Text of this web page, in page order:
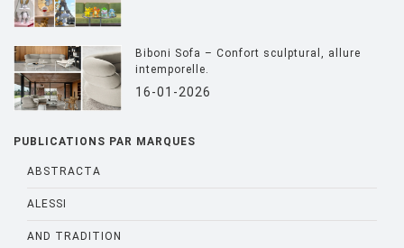
Biboni Sofa – Confort sculptural, allure
intemporelle.
16-01-2026
PUBLICATIONS PAR MARQUES
ABSTRACTA
ALESSI
AND TRADITION